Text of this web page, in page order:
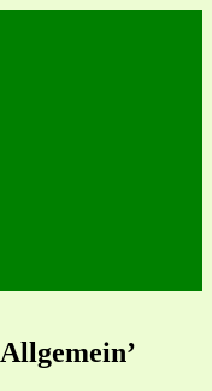
Allgemein’